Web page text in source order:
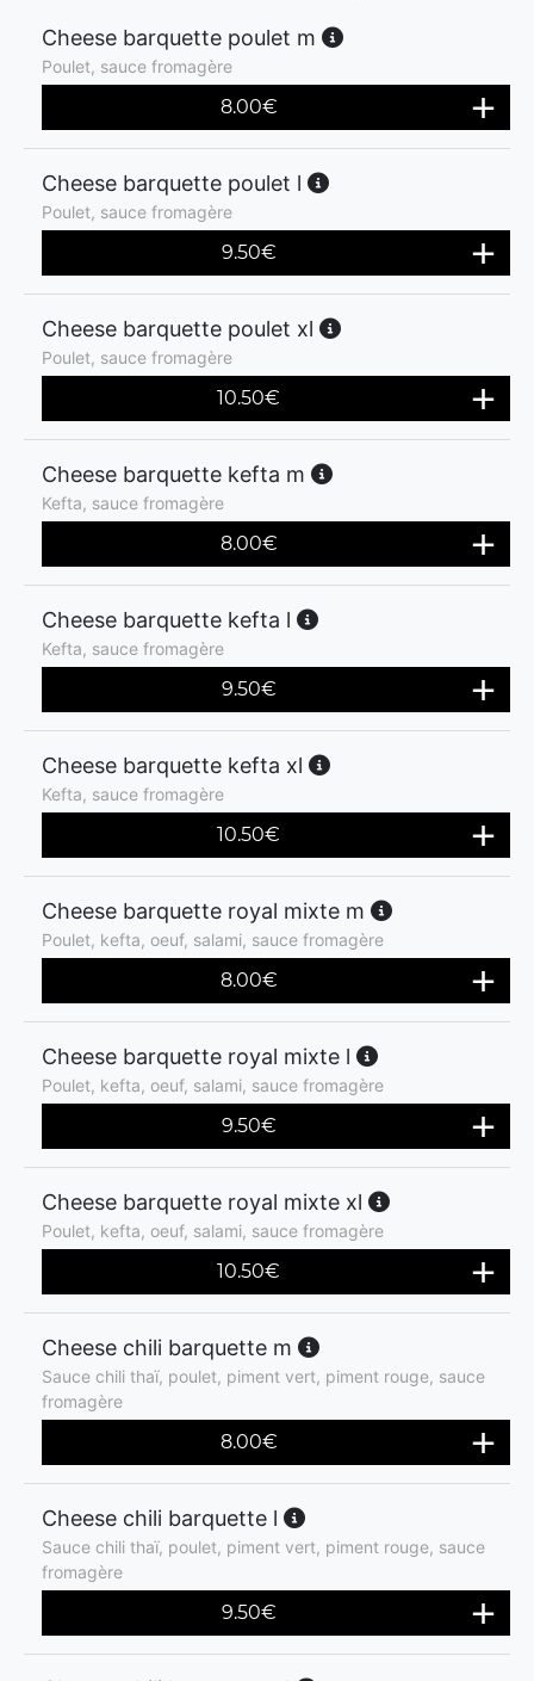
Cheese barquette poulet m
Poulet, sauce fromagère
8.00€
Cheese barquette poulet l
Poulet, sauce fromagère
9.50€
Cheese barquette poulet xl
Poulet, sauce fromagère
10.50€
Cheese barquette kefta m
Kefta, sauce fromagère
8.00€
Cheese barquette kefta l
Kefta, sauce fromagère
9.50€
Cheese barquette kefta xl
Kefta, sauce fromagère
10.50€
Cheese barquette royal mixte m
Poulet, kefta, oeuf, salami, sauce fromagère
8.00€
Cheese barquette royal mixte l
Poulet, kefta, oeuf, salami, sauce fromagère
9.50€
Cheese barquette royal mixte xl
Poulet, kefta, oeuf, salami, sauce fromagère
10.50€
Cheese chili barquette m
Sauce chili thaï, poulet, piment vert, piment rouge, sauce
fromagère
8.00€
Cheese chili barquette l
Sauce chili thaï, poulet, piment vert, piment rouge, sauce
fromagère
9.50€